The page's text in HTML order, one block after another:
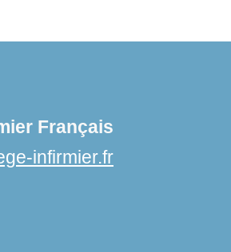
Français
infirmier.fr